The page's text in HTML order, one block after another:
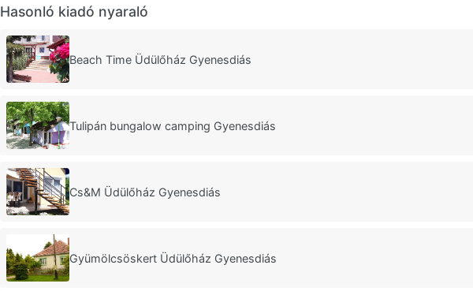
Hasonló kiadó nyaraló
Beach Time Üdülőház Gyenesdiás
Tulipán bungalow camping Gyenesdiás
Cs&M Üdülőház Gyenesdiás
Gyümölcsöskert Üdülőház Gyenesdiás